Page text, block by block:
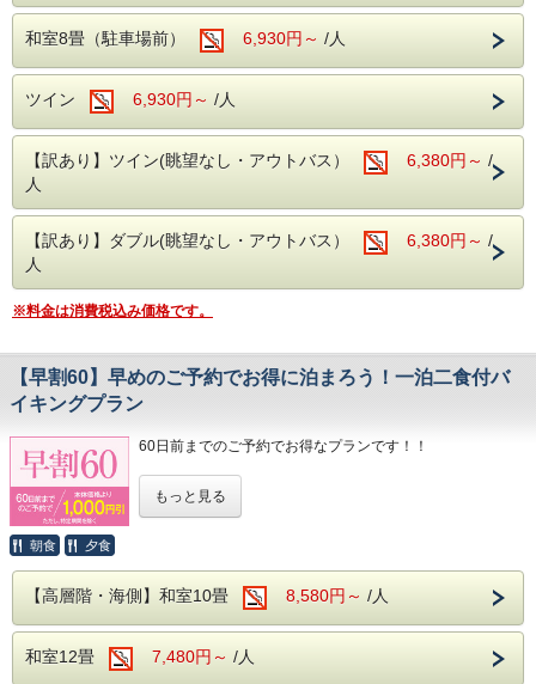
さい。）
​■チェックイン・チェックアウト
・チェックインは15時！
※夕食付プランの場合、夕食バイキングの
営業時間の都合上、18時までにご到着くださ
・チェックアウトは嬉しい11時！
※2026年7月18日(土)～2026年8月29日
迄となります。
■ご夕食
旬の素材にこだわった和・洋・中のバイキン
さらに、アルコール・ソフトドリンク飲み放
題！
※夕食時間は当日ご宿泊のお客様の人数で変
和洋のバイキング ソフトドリンク飲み放題！
当館周辺には、珍しいワニや植物が楽しめる「熱川バナナワ
ニ園」や、迫力満点のホワイトタイガーに会える「伊豆アニ
マルキングダム」など、伊豆の魅力あふれるレジャースポッ
トが満載です。
当館自慢の大自然に囲まれた露天風呂や広々とした大浴場
へ。豊かな緑と温泉が、旅の疲れを優しく癒してくれます。
さらに、館内にはカラオケルームや卓球コーナーも完備！ご
家族やご友人と、夜まで思いっきりお楽しみいただけます。
（※カラオケ・卓球は当日フロントにて事前予約制となりま
​■チェックイン・チェックアウト
・チェックインは15時！
上、18時までにご到着ください。
・チェックアウトは嬉しい11時！
ェックアウト時刻が10：00迄となります。
■ご夕食
旬の素材にこだわった和・洋・中のバイキング料理
※夕食時間は当日ご宿泊のお客様の人数で変動する為、詳し
（0570-036-780）
駐車場を分散しご用意しております。ご到着の際は直接フロ
マイクロバス（中型車以上）を駐車希望の方はホテルへ直接
お問合せ下さい。
和室8畳（駐車場前） 6,930円～ /人
ツイン 6,930円～ /人
【訳あり】ツイン(眺望なし・アウトバス） 6,380円～ /
人
【訳あり】ダブル(眺望なし・アウトバス） 6,380円～ /
人
※料金は消費税込み価格です。
【早割60】早めのご予約でお得に泊まろう！一泊二食付バ
イキングプラン
60日前までのご予約でお得なプランです！！
ご宿泊予定日より60日以上前のご予約で、なんと
大人１人様あたり1000円(税込み1100円)お安くお泊りいた
本プランはキャンセルポリシーが通常と異なります。
30日前～8日前まで・・・ご宿泊料金の5%。
7日前～2日前まで・・・ご宿泊料金の20％
もっと見る
朝食 夕食
【高層階・海側】和室10畳 8,580円～ /人
和室12畳 7,480円～ /人